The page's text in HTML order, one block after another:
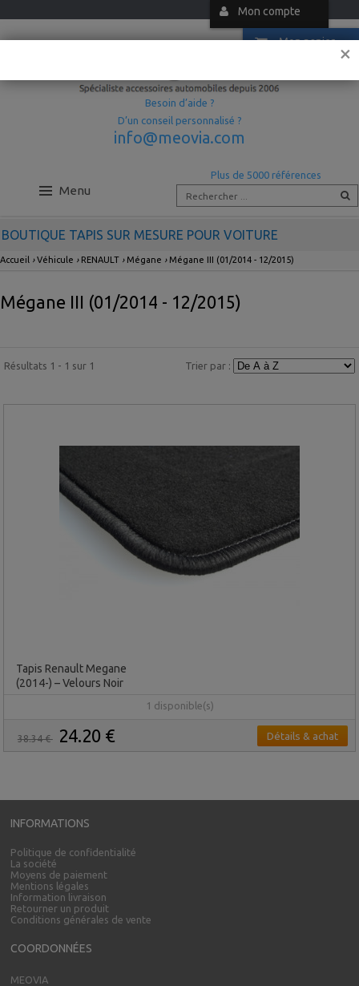
×
Mon compte
Mon panier
Besoin d’aide ?
D’un conseil personnalisé ?
info@meovia.com
Menu
Plus de 5000 références
BOUTIQUE TAPIS SUR MESURE POUR VOITURE
Accueil ›Véhicule › RENAULT › Mégane › Mégane III (01/2014 - 12/2015)
Mégane III (01/2014 - 12/2015)
Résultats 1 - 1 sur 1 Trier par :
Tapis Renault Megane
(2014-) – Velours Noir
1 disponible(s)
38.34 € 24.20 € Détails & achat
INFORMATIONS
Politique de confidentialité
La société
Moyens de paiement
Mentions légales
Information livraison
Retourner un produit
Conditions générales de vente
COORDONNÉES
MEOVIA